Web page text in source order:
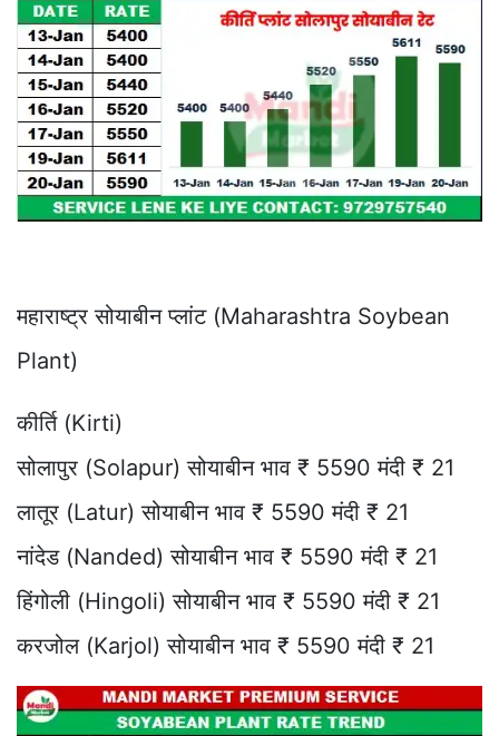
महाराष्ट्र सोयाबीन प्लांट (Maharashtra Soybean
Plant)
कीर्ति (Kirti)
सोलापुर (Solapur) सोयाबीन भाव ₹ 5590 मंदी ₹ 21
लातूर (Latur) सोयाबीन भाव ₹ 5590 मंदी ₹ 21
नांदेड (Nanded) सोयाबीन भाव ₹ 5590 मंदी ₹ 21
हिंगोली (Hingoli) सोयाबीन भाव ₹ 5590 मंदी ₹ 21
करजोल (Karjol) सोयाबीन भाव ₹ 5590 मंदी ₹ 21